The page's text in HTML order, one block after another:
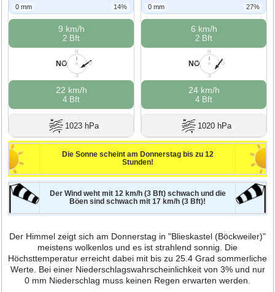
0 mm 14%
9 km/h
2 Bft
N
O
S
W
NO
22 km/h
4 Bft
1023 hPa
0 mm 27%
6 km/h
2 Bft
N
O
S
W
NO
24 km/h
4 Bft
1020 hPa
Die Sonne scheint am Donnerstag bis zu 12
Stunden!
Der Wind weht mit 12 km/h (3 Bft) schwach und die
Böen sind schwach mit 17 km/h (3 Bft)!
Der Himmel zeigt sich am Donnerstag in "Blieskastel (Böckweiler)"
meistens wolkenlos und es ist strahlend sonnig. Die
Höchsttemperatur erreicht dabei mit bis zu 25.4 Grad sommerliche
Werte. Bei einer Niederschlagswahrscheinlichkeit von 3% und nur
0 mm Niederschlag muss keinen Regen erwarten werden.